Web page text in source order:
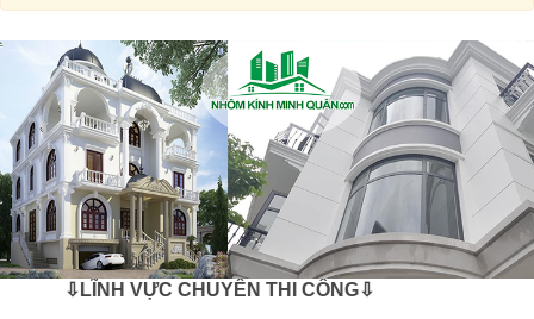
⇩LĨNH VỰC CHUYÊN THI CÔNG⇩